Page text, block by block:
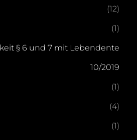
(12)
(1)
§ 6 und 7 mit Lebendente
10/2019
(1)
(4)
(1)